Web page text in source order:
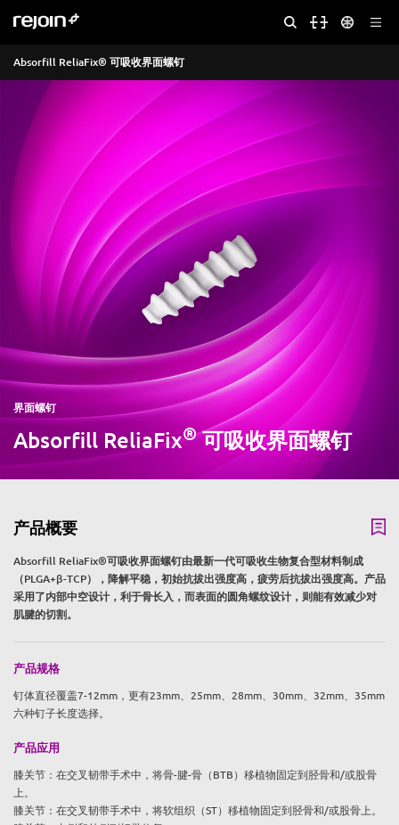
Absorfill ReliaFix® 可吸收界面螺钉
界面螺钉
Absorfill ReliaFix®可吸收界面螺钉
产品概要
Absorfill ReliaFix®可吸收界面螺钉由最新一代可吸收生物复合型材料制成
（PLGA+β-TCP），降解平稳，初始抗拔出强度高，疲劳后抗拔出强度高。产品
采用了内部中空设计，利于骨长入，而表面的圆角螺纹设计，则能有效减少对
肌腱的切割。
产品规格
钉体直径覆盖7-12mm，更有23mm、25mm、28mm、30mm、32mm、35mm
六种钉子长度选择。
产品应用
膝关节：在交叉韧带手术中，将骨-腱-骨（BTB）移植物固定到胫骨和/或股骨
上。
膝关节：在交叉韧带手术中，将软组织（ST）移植物固定到胫骨和/或股骨上。